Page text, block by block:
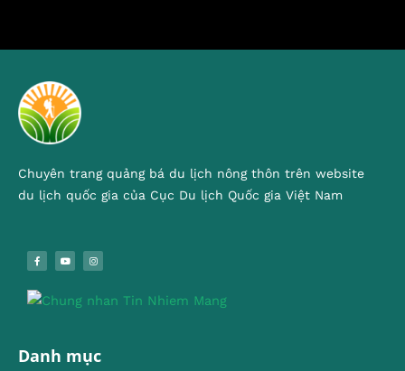
Chuyên trang quảng bá du lịch nông thôn trên website
du lịch quốc gia của Cục Du lịch Quốc gia Việt Nam
Danh mục